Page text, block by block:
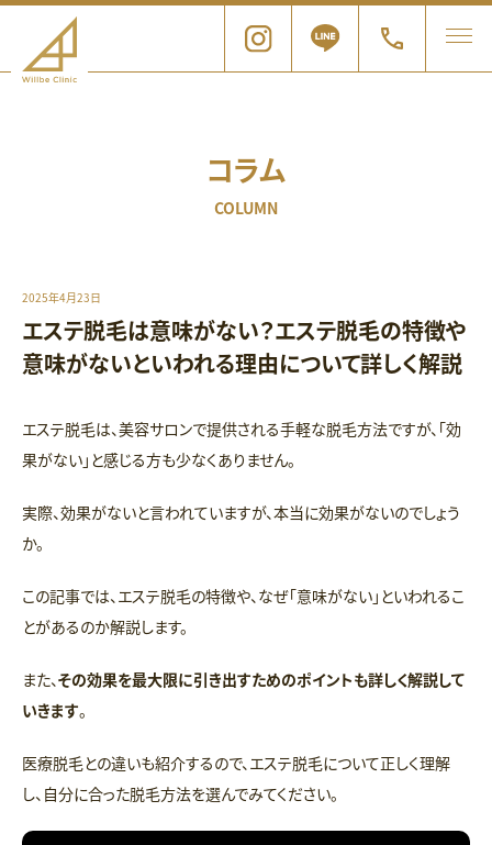
コラム
COLUMN
2025年4月23日
エステ脱毛は意味がない？エステ脱毛の特徴や
意味がないといわれる理由について詳しく解説
エステ脱毛は、美容サロンで提供される手軽な脱毛方法ですが、「効
果がない」と感じる方も少なくありません。
実際、効果がないと言われていますが、本当に効果がないのでしょう
か。
この記事では、エステ脱毛の特徴や、なぜ「意味がない」といわれるこ
とがあるのか解説します。
また、その効果を最大限に引き出すためのポイントも詳しく解説して
いきます。
医療脱毛との違いも紹介するので、エステ脱毛について正しく理解
し、自分に合った脱毛方法を選んでみてください。